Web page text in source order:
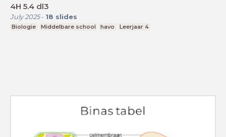
4H 5.4 dl3
July 2025- 18 slides
Biologie Middelbare school havo Leerjaar 4